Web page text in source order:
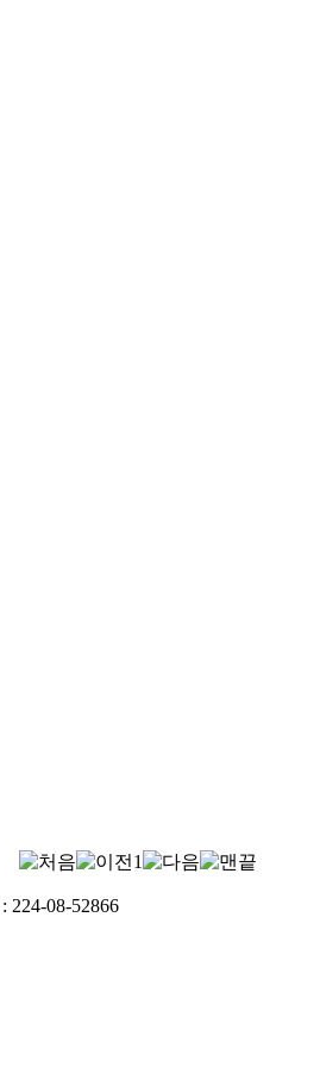
1
224-08-52866